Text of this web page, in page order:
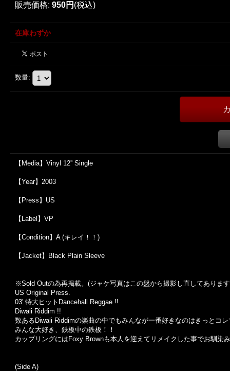
販売価格: 950円 (税込)
在庫わずか
数量:
【Media】Vinyl 12'' Single
【Year】2003
【Press】US
【Label】VP
【Condition】A (キレイ！！)
【Jacket】Black Plain Sleeve
※Sold Outの為再掲載。(ジャケ写真はこの盤から撮影し直してありま
US Original Press.
03' 特大ヒットDancehall Reggae !!
Diwali Riddim !!
数あるDiwali Riddimの楽曲の中でもみんなが一番好きなのはきっとコ
みんな大好き、鉄板中の鉄板！！
カップリングにはFoxy Brownも本人を迎えてリメイクした事でお馴染
(Side A)